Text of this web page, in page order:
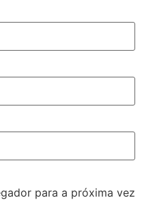
para a próxima vez